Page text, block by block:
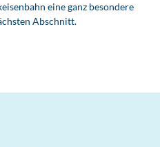
eine ganz besondere
Abschnitt.